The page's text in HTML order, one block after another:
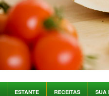
ESTANTE RECEITAS SUA